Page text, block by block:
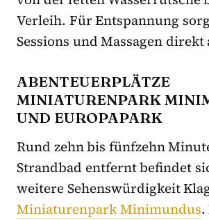
Verleih. Für Entspannung
Sessions und Massagen direkt
ABENTEUERPLÄTZE
MINIATURENPARK
UND EUROPAPARK
Rund zehn bis fünfzehn
Strandbad entfernt befindet
weitere Sehenswürdigkeit
Miniaturenpark Minimundus.